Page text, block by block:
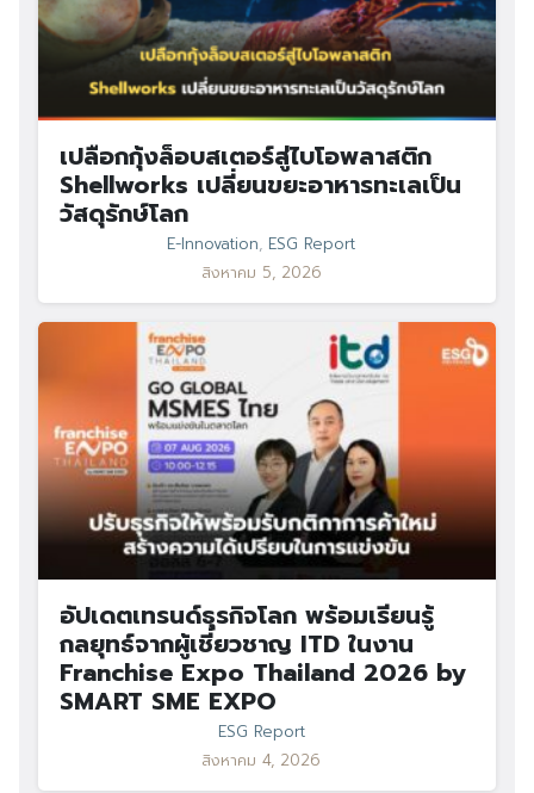
เปลือกกุ้งล็อบสเตอร์สู่ไบโอพลาสติก
Shellworks เปลี่ยนขยะอาหารทะเลเป็น
วัสดุรักษ์โลก
E-Innovation, ESG Report
สิงหาคม 5, 2026
อัปเดตเทรนด์ธุรกิจโลก พร้อมเรียนรู้
กลยุทธ์จากผู้เชี่ยวชาญ ITD ในงาน
Franchise Expo Thailand 2026 by
SMART SME EXPO
ESG Report
สิงหาคม 4, 2026